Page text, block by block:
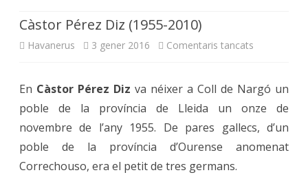
Càstor Pérez Diz (1955-2010)
Havanerus 3 gener 2016 Comentaris tancats
Pérez
En Càstor Pérez Diz va néixer a Coll de Nargó un
poble de la província de Lleida un onze de
novembre de l’any 1955. De pares gallecs, d’un
poble de la província d’Ourense anomenat
Correchouso, era el petit de tres germans.